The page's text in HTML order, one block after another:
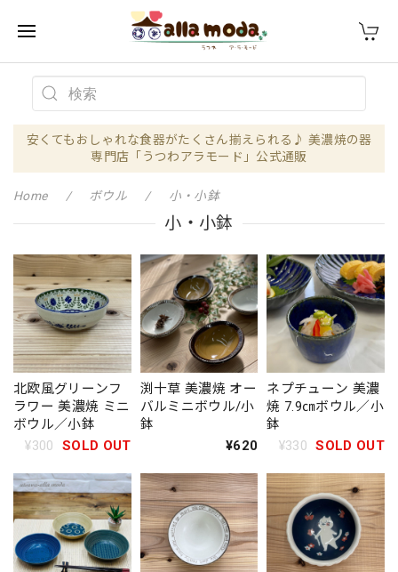
安くてもおしゃれな食器がたくさん揃えられる♪ 美濃焼の器
専門店「うつわアラモード」公式通販
Home ボウル 小・小鉢
小・小鉢
北欧風グリーンフ
ラワー 美濃焼 ミニ
ボウル／小鉢
¥300
SOLD OUT
渕十草 美濃焼 オー
バルミニボウル/小
鉢
¥620
ネプチューン 美濃
焼 7.9㎝ボウル／小
鉢
¥330 SOLD OUT